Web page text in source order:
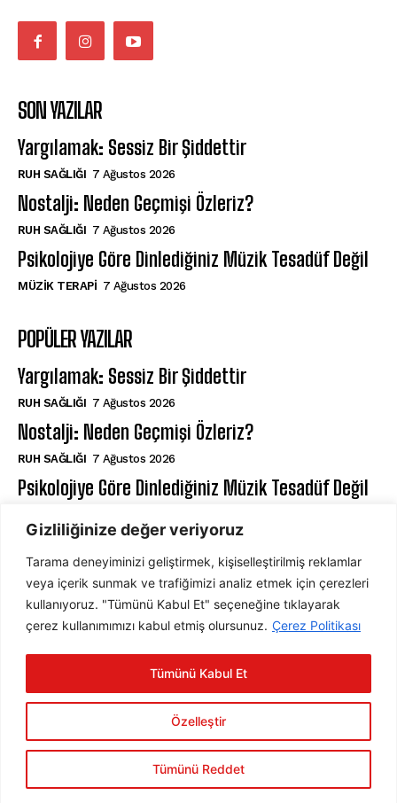
Gizliliğinize değer veriyoruz
Tarama deneyiminizi geliştirmek, kişiselleştirilmiş reklamlar
veya içerik sunmak ve trafiğimizi analiz etmek için çerezleri
kullanıyoruz. "Tümünü Kabul Et" seçeneğine tıklayarak
çerez kullanımımızı kabul etmiş olursunuz. Çerez Politikası
Özelleştir
Tümünü Reddet
Tümünü Kabul Et
SON YAZILAR
Yargılamak: Sessiz Bir Şiddettir
⁠RUH SAĞLIĞI 7 Ağustos 2026
Nostalji: Neden Geçmişi Özleriz?
⁠RUH SAĞLIĞI 7 Ağustos 2026
Psikolojiye Göre Dinlediğiniz Müzik Tesadüf Değil
MÜZIK TERAPI 7 Ağustos 2026
POPÜLER YAZILAR
Yargılamak: Sessiz Bir Şiddettir
⁠RUH SAĞLIĞI 7 Ağustos 2026
Nostalji: Neden Geçmişi Özleriz?
⁠RUH SAĞLIĞI 7 Ağustos 2026
Psikolojiye Göre Dinlediğiniz Müzik Tesadüf Değil
ABONE OL
ABONE OL
okudum, onaylıyorum.
2025 © Psychology Times Türkiye Tüm hakları saklıdır.